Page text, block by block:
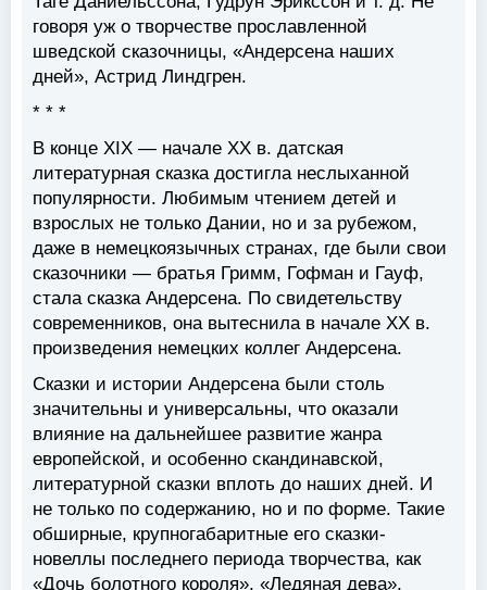
говоря уж о творчестве прославленной
шведской сказочницы, «Андерсена наших
дней», Астрид Линдгрен.
* * *
В конце XIX — начале XX в. датская
литературная сказка достигла неслыханной
популярности. Любимым чтением детей и
взрослых не только Дании, но и за рубежом,
даже в немецкоязычных странах, где были свои
сказочники — братья Гримм, Гофман и Гауф,
стала сказка Андерсена. По свидетельству
современников, она вытеснила в начале XX в.
произведения немецких коллег Андерсена.
Сказки и истории Андерсена были столь
значительны и универсальны, что оказали
влияние на дальнейшее развитие жанра
европейской, и особенно скандинавской,
литературной сказки вплоть до наших дней. И
не только по содержанию, но и по форме. Такие
обширные, крупногабаритные его сказки-
новеллы последнего периода творчества, как
«Дочь болотного короля», «Ледяная дева»,